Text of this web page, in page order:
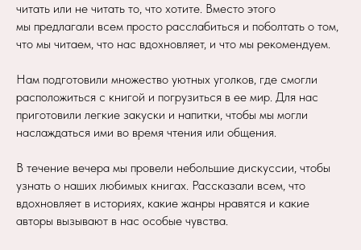
читать или не читать то, что хотите. Вместо этого
мы предлагали всем просто расслабиться и поболтать о том,
что мы читаем, что нас вдохновляет, и что мы рекомендуем.
Нам подготовили множество уютных уголков, где смогли
расположиться с книгой и погрузиться в ее мир. Для нас
приготовили легкие закуски и напитки, чтобы мы могли
наслаждаться ими во время чтения или общения.
В течение вечера мы провели небольшие дискуссии, чтобы
узнать о наших любимых книгах. Рассказали всем, что
вдохновляет в историях, какие жанры нравятся и какие
авторы вызывают в нас особые чувства.